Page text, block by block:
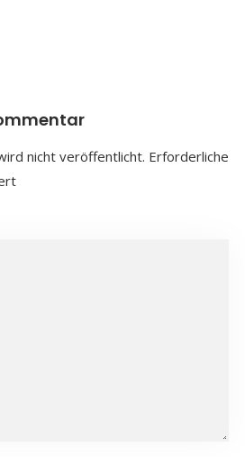
nicht veröffentlicht. Erforderliche